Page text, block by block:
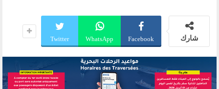
شارك Facebook
WhatsApp
Twitter